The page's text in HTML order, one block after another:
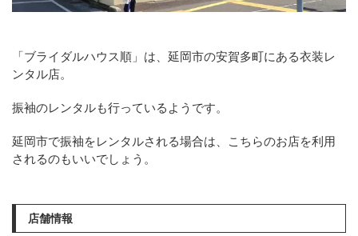
「ブライダルハウス順」は、延岡市の安賀多町にある衣装レ
ンタル店。
振袖のレンタルも行っているようです。
延岡市で振袖をレンタルされる場合は、こちらのお店を利用
されるのもいいでしょう。
店舗情報